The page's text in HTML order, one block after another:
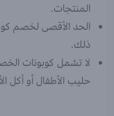
المنتجات.
ذلك.
لا تشمل كوبونات
حليب الأطفال أو أكل